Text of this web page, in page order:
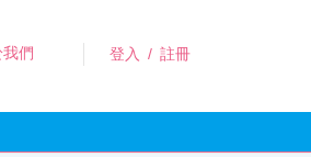
登入 / 註冊
我們